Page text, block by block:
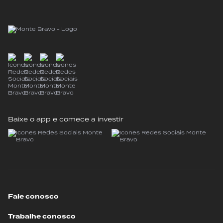
Baixe o app e comece a investir
Fale conosco
Trabalhe conosco